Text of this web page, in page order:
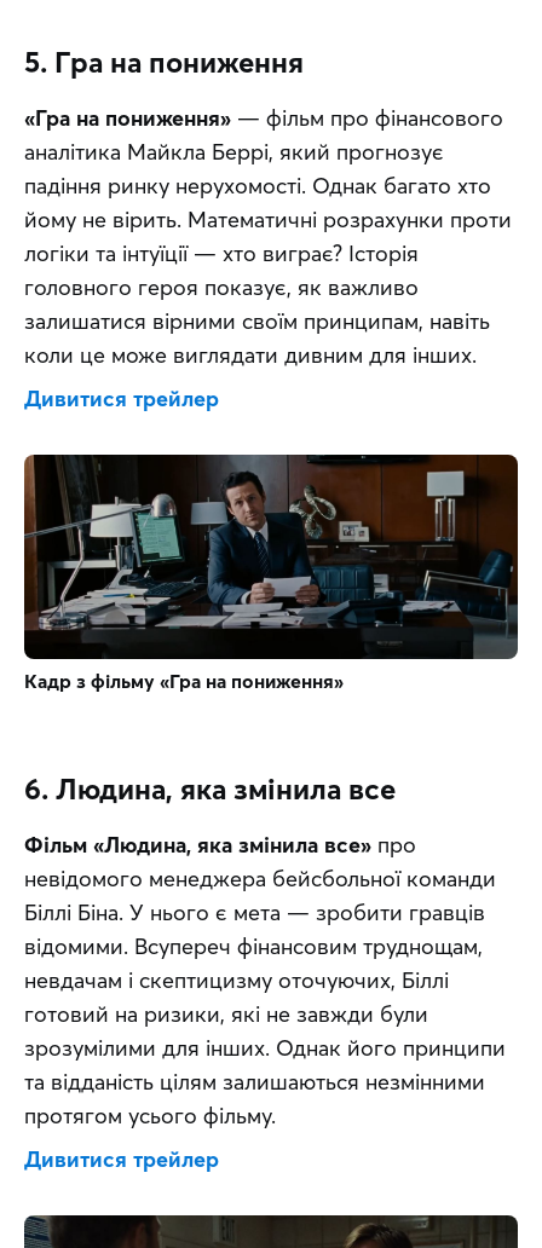
5. Гра на пониження
«Гра на пониження» — фільм про фінансового
аналітика Майкла Беррі, який прогнозує
падіння ринку нерухомості. Однак багато хто
йому не вірить. Математичні розрахунки проти
логіки та інтуїції — хто виграє? Історія
головного героя показує, як важливо
залишатися вірними своїм принципам, навіть
коли це може виглядати дивним для інших.
Дивитися трейлер
Кадр з фільму «Гра на пониження»
6. Людина, яка змінила все
Фільм «Людина, яка змінила все» про
невідомого менеджера бейсбольної команди
Біллі Біна. У нього є мета — зробити гравців
відомими. Всупереч фінансовим труднощам,
невдачам і скептицизму оточуючих, Біллі
готовий на ризики, які не завжди були
зрозумілими для інших. Однак його принципи
та відданість цілям залишаються незмінними
протягом усього фільму.
Дивитися трейлер